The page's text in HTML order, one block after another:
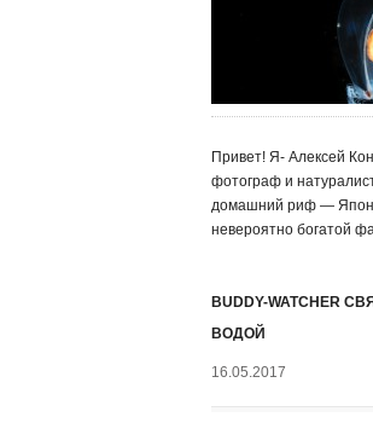
Привет! Я- Алексей
фотограф и
домашний риф —
невероятно богатой
BUDDY-WATCHER
ВОДОЙ
16.05.2017